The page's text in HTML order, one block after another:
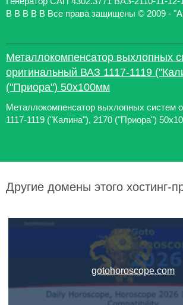
В В В В В Все права защищены © 2009 -
Металлокомпенсатор выхлопных
оригинальный ВАЗ 1117-1119
("Приора") 50x100мм
Металлокомпенсатор выхлопных систем
1117-1119 ("Калина"), 2170 ("Приора")
Другие домены этого хостинг-
gotohoroscope.com